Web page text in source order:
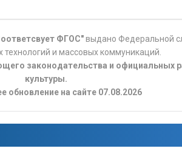
ФГОС"выдано Федеральной
и массовых коммуникаций.
законодательства и официальных
культуры.
обновление на сайте 07.08.2026